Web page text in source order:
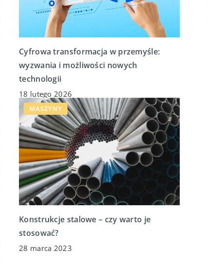
Cyfrowa transformacja w przemyśle:
wyzwania i możliwości nowych
technologii
18 lutego 2026
MASZYNY
Konstrukcje stalowe – czy warto je
stosować?
28 marca 2023